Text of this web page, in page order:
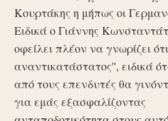
Κουρτάκης η μήπως οι
Ειδικά ο Γιάννης
οφείλει πλέον να γνωρίζει
αναντικατάστατος'', ειδικά
από τους επενδυτές θα
για εμάς εξασφαλίζοντας